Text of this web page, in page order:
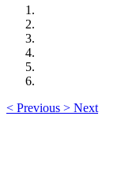
< Previous > Next